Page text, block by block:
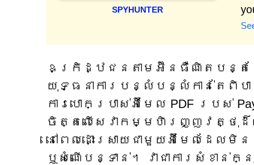
SPYHUNTER
ឧក្រិដ្ឋជនតាមអ៊ីនធឺណិតបន្តក
យុទ្ធនាការបន្លំបន្លំកាន់តែពិប
ការបោកប្រាស់អ៊ីមែល PDF របស់
ចិត្តលើសេវាកម្មហិរញ្ញវត្ថុ
នៅពេលដោះស្រាយជាមួយអ៊ីមែលដែល
ឬសំណើបន្ទាន់។ វាជាការសំខាន់